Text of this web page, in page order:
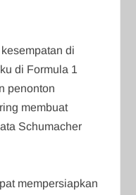
di
di Formula 1
penonton
membuat
Schumacher
mempersiapkan